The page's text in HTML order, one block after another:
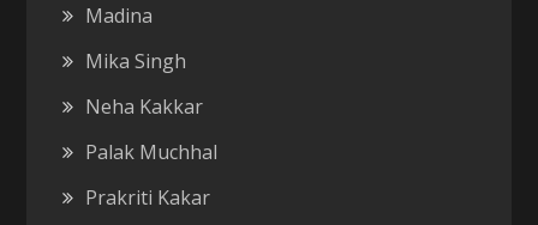
Madina
Mika Singh
Neha Kakkar
Palak Muchhal
Prakriti Kakar